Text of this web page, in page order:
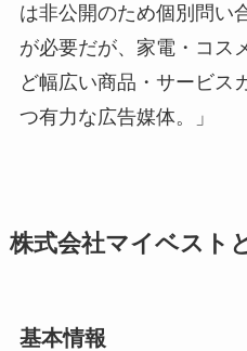
は非公開のため個別問い
が必要だが、家電・コス
ど幅広い商品・サービス
つ有力な広告媒体。」
株式会社マイベスト
基本情報